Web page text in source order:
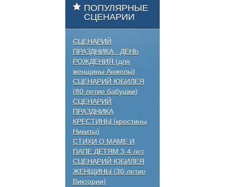
ПОПУЛЯРНЫЕ
СЦЕНАРИИ
СЦЕНАРИЙ
ПРАЗДНИКА - ДЕНЬ
РОЖДЕНИЯ (для
женщины Анжелы)
СЦЕНАРИЙ ЮБИЛЕЯ
(80-летие бабушки)
СЦЕНАРИЙ
ПРАЗДНИКА
КРЕСТИНЫ (крестины
Никиты)
СТИХИ О МАМЕ И
ПАПЕ ДЕТЯМ 3-4 лет
СЦЕНАРИЙ ЮБИЛЕЯ
ЖЕНЩИНЫ (30-летие
Виктории)